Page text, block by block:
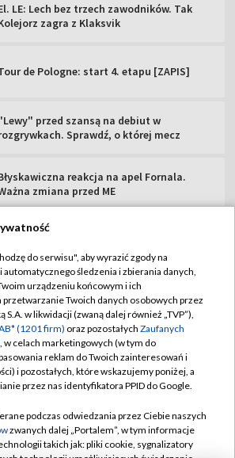
LE: Lech bez trzech zawodników. Tak
zagra z Klaksvik
de Pologne: start 4. etapu [ZAPIS]
przed szansą na debiut w
Sprawdź, o której mecz
reakcja na apel Fornala.
zmiana przed ME
TVP
Abonament TVP
Sklep TVP
Biuro Reklamy
Oferta Handlowa
Emisja w TVP
Rada Programowa
Regulamin TVP
Polityka prywatności
Moje zgody
Biuro reklamy
Kanały
do serwisu", aby wyrazić zgody na
śledzenia i zbierania danych,
urządzeniu końcowym i ich
Twoich danych osobowych przez
S.A. w likwidacji (zwaną dalej również „TVP”),
(1201 firm) oraz pozostałych Zaufanych
, w celach marketingowych (w tym do
reklam do Twoich zainteresowań i
i pozostałych, które wskazujemy poniżej, a
przez nas identyfikatora PPID do Google.
podczas odwiedzania przez Ciebie naszych
zwanych dalej „Portalem”, w tym informacje
takich jak: pliki cookie, sygnalizatory